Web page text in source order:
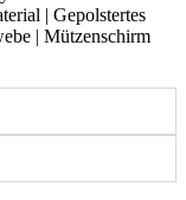
| Gepolstertes
| Mützenschirm